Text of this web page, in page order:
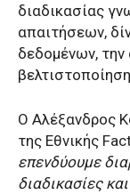
διαδικασίας
απαιτήσεων,
δεδομένων, την
O Αλέξανδρος
της Εθνικής
επενδύουμε
διαδικασίες